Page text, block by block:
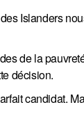
Islanders
de la
décision.
candidat.